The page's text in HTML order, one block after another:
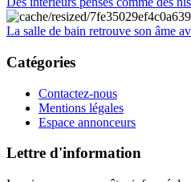
La salle de bain retrouve son âme
Catégories
Contactez-nous
Mentions légales
Espace annonceurs
Lettre d'information